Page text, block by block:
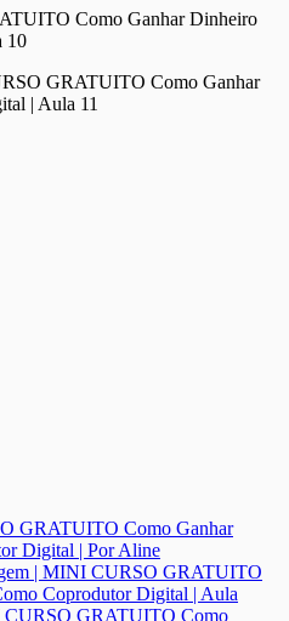
Como Ganhar Dinheiro
10
GRATUITO Como Ganhar
| Aula 11
GRATUITO Como Ganhar
Digital | Por Aline
| MINI CURSO GRATUITO
Coprodutor Digital | Aula
CURSO GRATUITO Como